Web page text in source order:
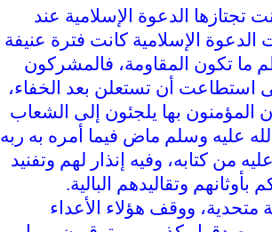
تجتازها الدعوة الإسلامية عند
الإسلامية كانت فترة عنيفة
ما تكون المقاومة، فالمشركون
استطاعت أن تستعلن بعد الخفاء،
بها يلجئون إلى الشعاب
عليه وسلم ماض فيما أمره به ربه
من كتابه، وفيه إنذار لهم وتفنيد
بأوثانهم وتقاليدهم البالية.
ووقف هؤلاء الأعداء